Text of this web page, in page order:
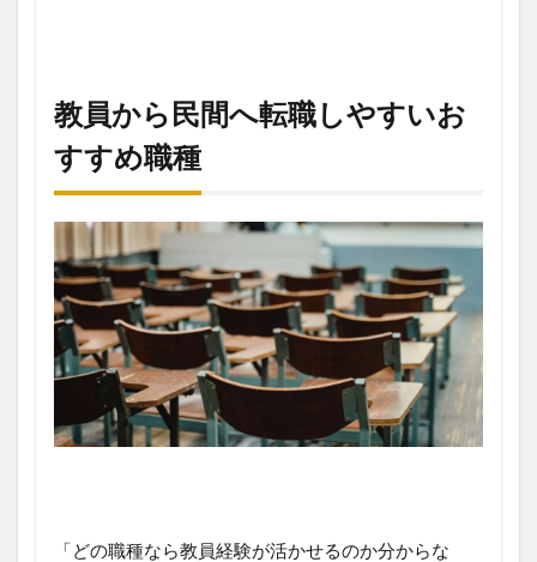
教員から民間へ転職しやすいお
すすめ職種
「どの職種なら教員経験が活かせるのか分からな